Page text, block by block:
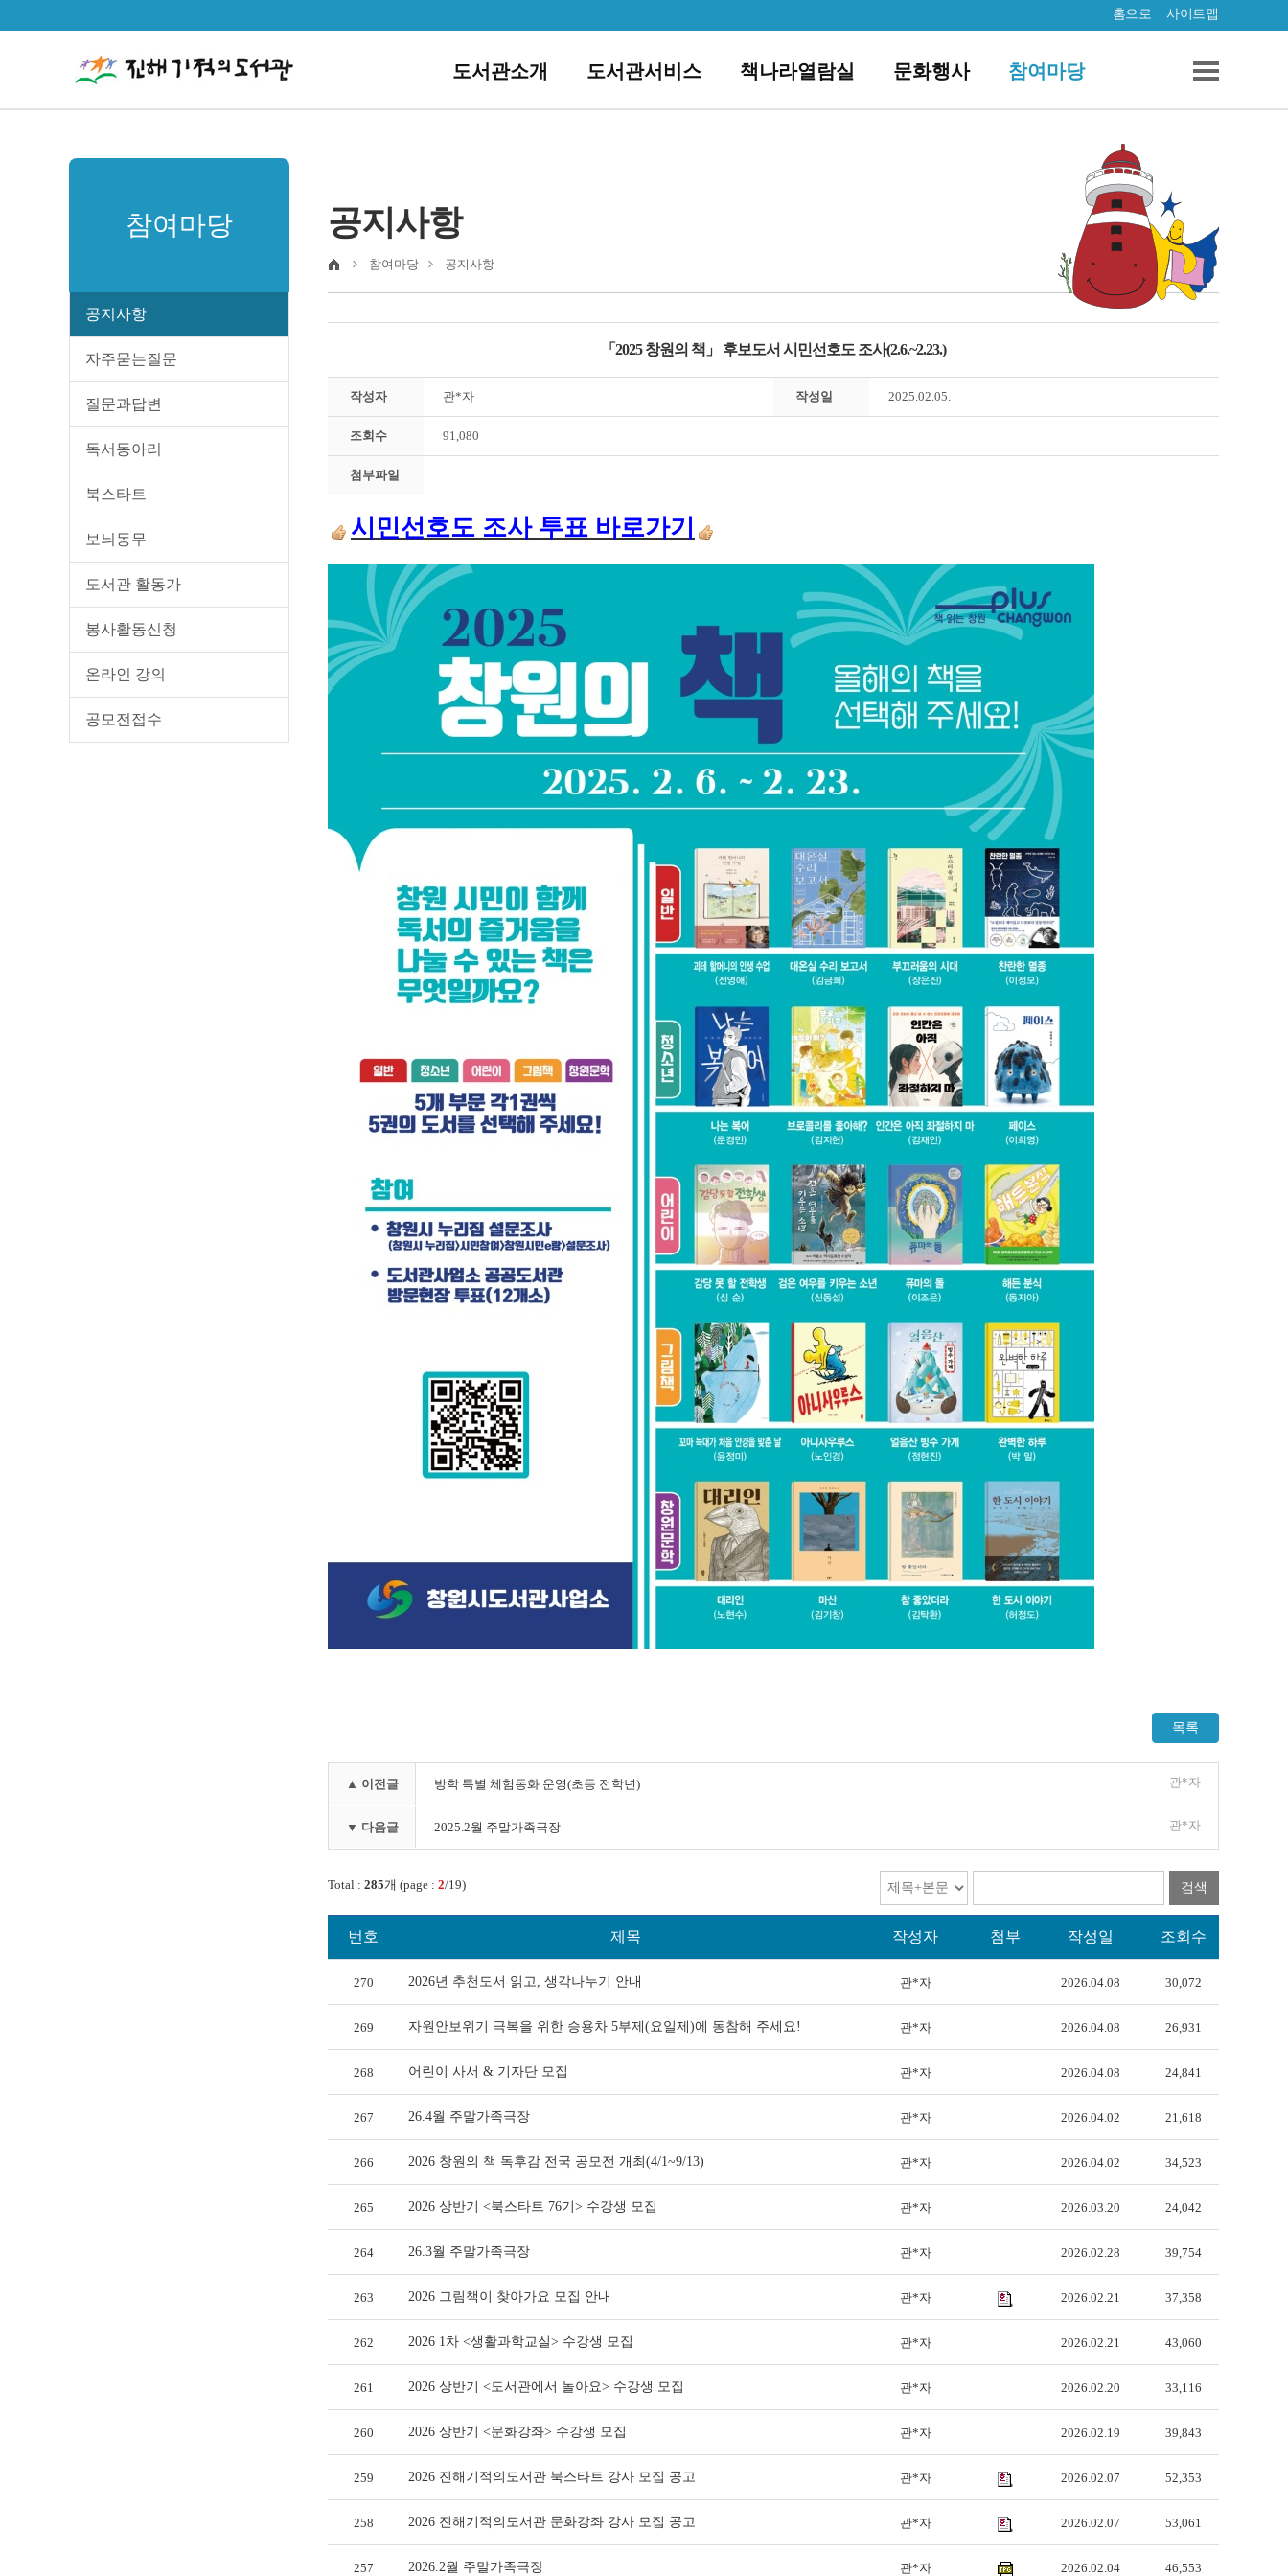
홈으로 사이트맵
도서관소개 도서관서비스 책나라열람실 문화행사 참여마당
전자도서관
참여마당
공지사항
자주묻는질문
질문과답변
독서동아리
북스타트
보늬동무
도서관 활동가
봉사활동신청
온라인 강의
공모전접수
공지사항
참여마당 공지사항
「2025 창원의 책」 후보도서 시민선호도 조사(2.6.~2.23.)
작성자 관*자 작성일 2025.02.05.
조회수 91,080
첨부파일
시민선호도 조사 투표 바로가기
목록
▲ 이전글 방학 특별 체험동화 운영(초등 전학년) 관*자
▼ 다음글 2025.2월 주말가족극장 관*자
Total : 285개 (page : 2/19) 검색
번호 제목 작성자 첨부 작성일 조회수
270 2026년 추천도서 읽고, 생각나누기 안내 관*자 2026.04.08 30,072
269 자원안보위기 극복을 위한 승용차 5부제(요일제)에 동참해 주세요! 관*자 2026.04.08 26,931
268 어린이 사서 & 기자단 모집 관*자 2026.04.08 24,841
267 26.4월 주말가족극장 관*자 2026.04.02 21,618
266 2026 창원의 책 독후감 전국 공모전 개최(4/1~9/13) 관*자 2026.04.02 34,523
265 2026 상반기 <북스타트 76기> 수강생 모집 관*자 2026.03.20 24,042
264 26.3월 주말가족극장 관*자 2026.02.28 39,754
263 2026 그림책이 찾아가요 모집 안내 관*자 2026.02.21 37,358
262 2026 1차 <생활과학교실> 수강생 모집 관*자 2026.02.21 43,060
261 2026 상반기 <도서관에서 놀아요> 수강생 모집 관*자 2026.02.20 33,116
260 2026 상반기 <문화강좌> 수강생 모집 관*자 2026.02.19 39,843
259 2026 진해기적의도서관 북스타트 강사 모집 공고 관*자 2026.02.07 52,353
258 2026 진해기적의도서관 문화강좌 강사 모집 공고 관*자 2026.02.07 53,061
257 2026.2월 주말가족극장 관*자 2026.02.04 46,553